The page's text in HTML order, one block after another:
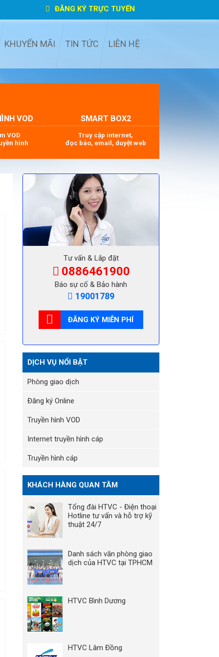
ĐĂNG KÝ TRỰC TUYẾN
KHUYẾN MÃI TIN TỨC LIÊN HỆ
VOD
VOD
hình
SMART BOX2
Truy cập internet,
đọc báo, email, duyệt web
Tư vấn & Lắp đặt
0886461900
Báo sự cố & Bảo hành
19001789
ĐĂNG KÝ MIỄN PHÍ
DỊCH VỤ NỔI BẬT
Phòng giao dịch
Đăng ký Online
Truyền hình VOD
Internet truyền hình cáp
Truyền hình cáp
KHÁCH HÀNG QUAN TÂM
Tổng đài HTVC - Điện thoại
Hotline tư vấn và hỗ trợ kỹ
thuật 24/7
Danh sách văn phòng giao
dịch của HTVC tại TPHCM
HTVC Bình Dương
HTVC Lâm Đồng